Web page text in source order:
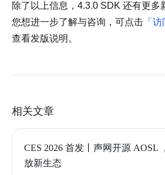
除了以上信息，4.3.0 SDK 还有更多
您想进一步了解与咨询，可点击 「 访
查看发版说明。
相关文章
CES 2026 首发丨声网开源 AOSL
放新生态